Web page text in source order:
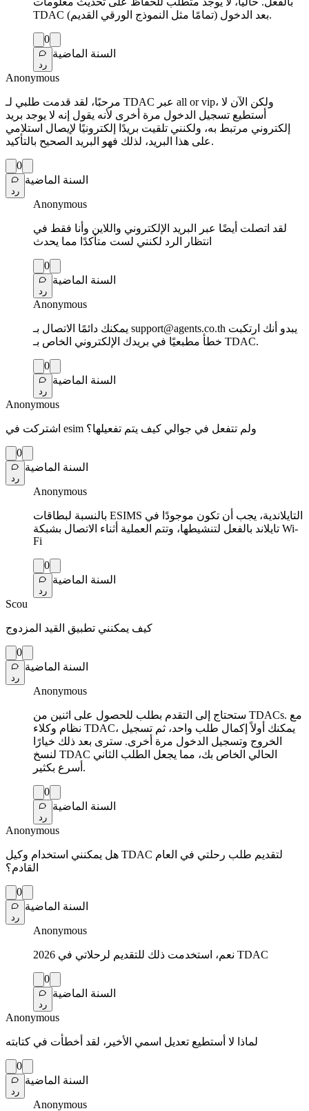
TDAC بعد الدخول (تمامًا مثل النموذج الورقي القديم).
0
رد
السنة الماضية
Anonymous
مرحبًا، لقد قدمت طلبي لـ TDAC عبر all or vip، ولكن الآن لا
أستطيع تسجيل الدخول مرة أخرى لأنه يقول إنه لا يوجد بريد
إلكتروني مرتبط به، ولكنني تلقيت بريدًا إلكترونيًا لإيصال استلامي
على هذا البريد، لذلك فهو البريد الصحيح بالتأكيد.
0
رد
السنة الماضية
Anonymous
لقد اتصلت أيضًا عبر البريد الإلكتروني واللاين وأنا فقط في
انتظار الرد لكنني لست متأكدًا مما يحدث
0
رد
السنة الماضية
Anonymous
يمكنك دائمًا الاتصال بـ support@agents.co.th يبدو أنك ارتكبت
خطأ مطبعيًا في بريدك الإلكتروني الخاص بـ TDAC.
0
رد
السنة الماضية
Anonymous
اشتركت في esim ولم تتفعل في جوالي كيف يتم تفعيلها؟
0
رد
السنة الماضية
Anonymous
بالنسبة لبطاقات ESIMS التايلاندية، يجب أن تكون موجودًا في
تايلاند بالفعل لتنشيطها، وتتم العملية أثناء الاتصال بشبكة Wi-
Fi
0
رد
السنة الماضية
Scou
كيف يمكنني تطبيق القيد المزدوج
0
رد
السنة الماضية
Anonymous
ستحتاج إلى التقدم بطلب للحصول على اثنين من TDACs. مع
نظام وكلاء TDAC، يمكنك أولاً إكمال طلب واحد، ثم تسجيل
الخروج وتسجيل الدخول مرة أخرى. سترى بعد ذلك خيارًا
لنسخ TDAC الحالي الخاص بك، مما يجعل الطلب الثاني
أسرع بكثير.
0
رد
السنة الماضية
Anonymous
هل يمكنني استخدام وكيل TDAC لتقديم طلب رحلتي في العام
القادم؟
0
رد
السنة الماضية
Anonymous
نعم، استخدمت ذلك للتقديم لرحلاتي في 2026 TDAC
0
رد
السنة الماضية
Anonymous
لماذا لا أستطيع تعديل اسمي الأخير، لقد أخطأت في كتابته
0
رد
السنة الماضية
Anonymous